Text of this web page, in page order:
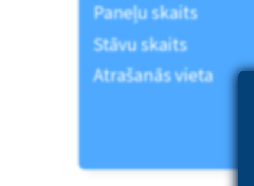
Paneļu skaits
Stāvu skaits
Atrašanās vieta